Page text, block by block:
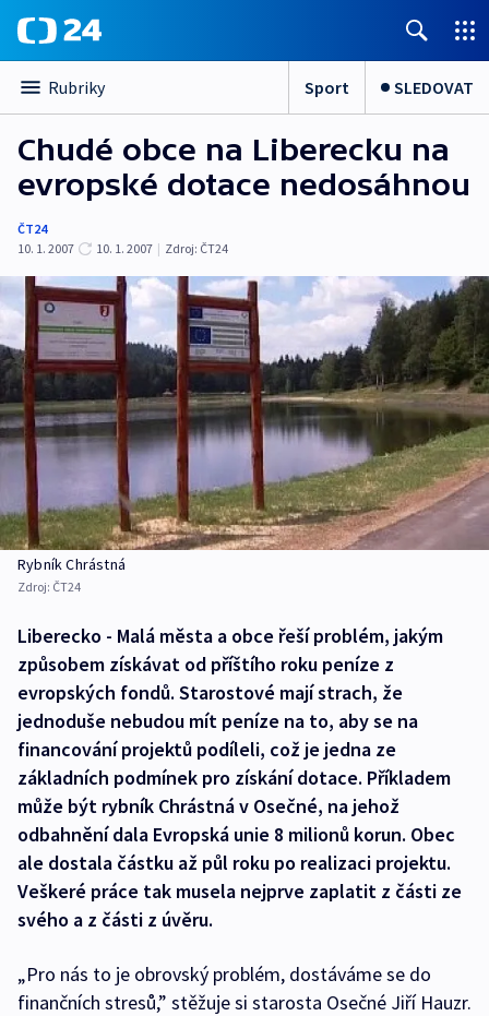
Rubriky Sport SLEDOVAT
Chudé obce na Liberecku na
evropské dotace nedosáhnou
ČT24
10. 1. 2007
10. 1. 2007 | Zdroj: ČT24
Rybník Chrástná
Zdroj: ČT24
Liberecko - Malá města a obce řeší problém, jakým
způsobem získávat od příštího roku peníze z
evropských fondů. Starostové mají strach, že
jednoduše nebudou mít peníze na to, aby se na
financování projektů podíleli, což je jedna ze
základních podmínek pro získání dotace. Příkladem
může být rybník Chrástná v Osečné, na jehož
odbahnění dala Evropská unie 8 milionů korun. Obec
ale dostala částku až půl roku po realizaci projektu.
Veškeré práce tak musela nejprve zaplatit z části ze
svého a z části z úvěru.
„Pro nás to je obrovský problém, dostáváme se do
finančních stresů,” stěžuje si starosta Osečné Jiří Hauzr.